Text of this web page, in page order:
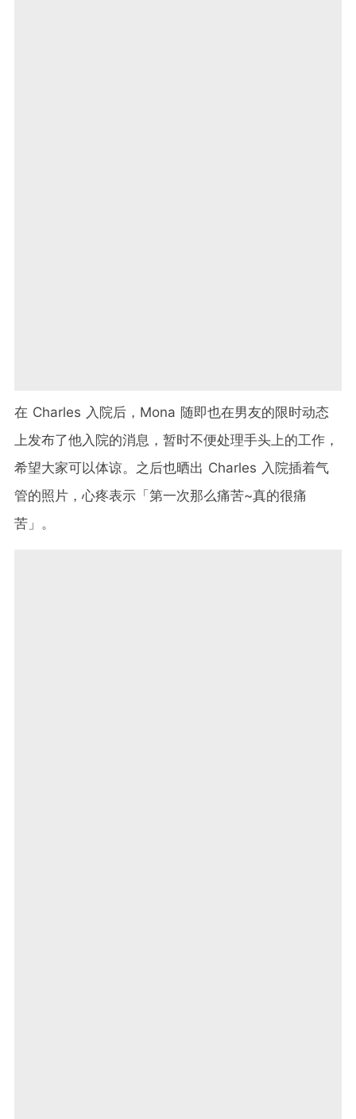
在 Charles 入院后，Mona 随即也在男友的限时动态
上发布了他入院的消息，暂时不便处理手头上的工作，
希望大家可以体谅。之后也晒出 Charles 入院插着气
管的照片，心疼表示「第一次那么痛苦~真的很痛
苦」。